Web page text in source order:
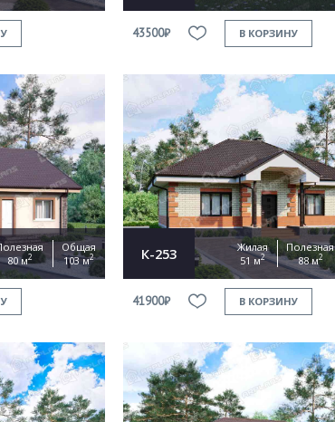
43500₽ В КОРЗИНУ
80 м2
Общая
103 м2 К-253
Жилая
51 м2
Полезная
88 м2
41900₽ В КОРЗИНУ